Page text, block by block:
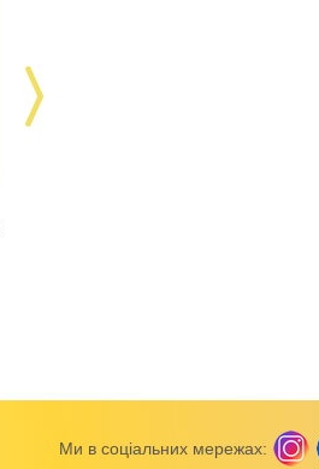
Ми в соціальних мережах: